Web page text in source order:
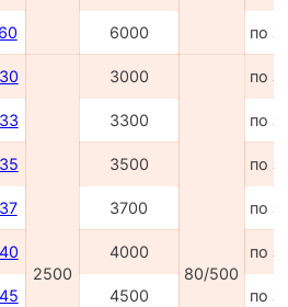
6000 по
2500
3000
80/500
по
3300 по
3500 по
3700 по
4000 по
4500 по